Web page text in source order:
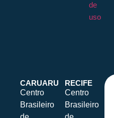
de
uso
CARUARU
Centro
Brasileiro
RECIFE
Centro
Brasileiro